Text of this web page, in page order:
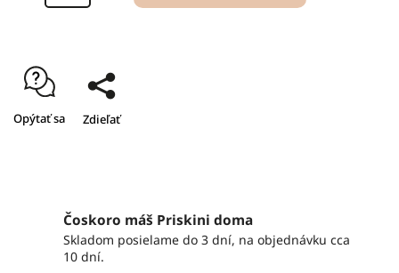
Opýtať sa Zdieľať
Čoskoro máš Priskini doma
Skladom posielame do 3 dní, na objednávku cca
10 dní.